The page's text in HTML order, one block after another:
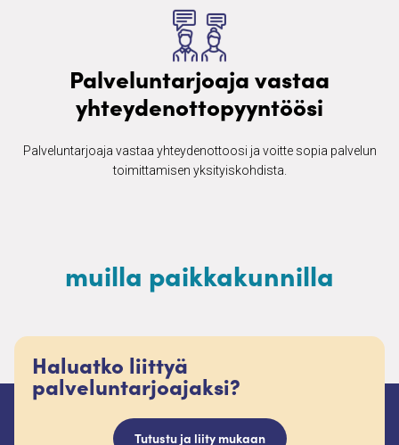
Palveluntarjoaja vastaa
yhteydenottopyyntöösi
Palveluntarjoaja vastaa yhteydenottoosi ja voitte sopia palvelun
toimittamisen yksityiskohdista.
muilla paikkakunnilla
Haluatko liittyä
palveluntarjoajaksi?
Tutustu ja liity mukaan